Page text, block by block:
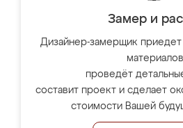
Замер и
Дизайнер-замерщик приедет
проведёт
составит проект и сделает
стоимости Вашей